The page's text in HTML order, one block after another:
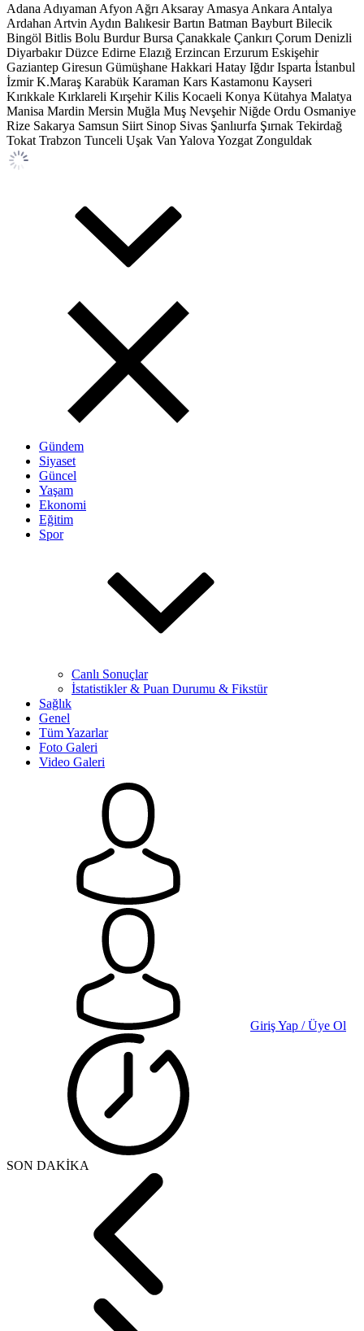
Adana Adıyaman Afyon Ağrı Aksaray Amasya Ankara Antalya
Ardahan Artvin Aydın Balıkesir Bartın Batman Bayburt Bilecik
Bingöl Bitlis Bolu Burdur Bursa Çanakkale Çankırı Çorum Denizli
Diyarbakır Düzce Edirne Elazığ Erzincan Erzurum Eskişehir
Gaziantep Giresun Gümüşhane Hakkari Hatay Iğdır Isparta İstanbul
İzmir K.Maraş Karabük Karaman Kars Kastamonu Kayseri
Kırıkkale Kırklareli Kırşehir Kilis Kocaeli Konya Kütahya Malatya
Manisa Mardin Mersin Muğla Muş Nevşehir Niğde Ordu Osmaniye
Rize Sakarya Samsun Siirt Sinop Sivas Şanlıurfa Şırnak Tekirdağ
Tokat Trabzon Tunceli Uşak Van Yalova Yozgat Zonguldak
Gündem
Siyaset
Güncel
Yaşam
Ekonomi
Eğitim
Spor
Canlı Sonuçlar
İstatistikler & Puan Durumu & Fikstür
Sağlık
Genel
Tüm Yazarlar
Foto Galeri
Video Galeri
Giriş Yap / Üye Ol
SON DAKİKA